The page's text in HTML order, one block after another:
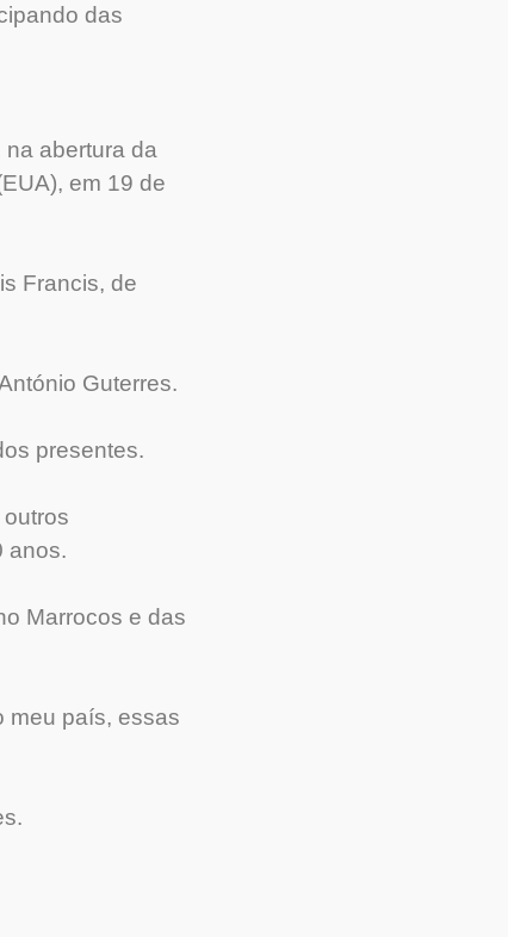
das
abertura da
em 19 de
Francis, de
Guterres.
presentes.
anos.
Marrocos e das
meu país, essas